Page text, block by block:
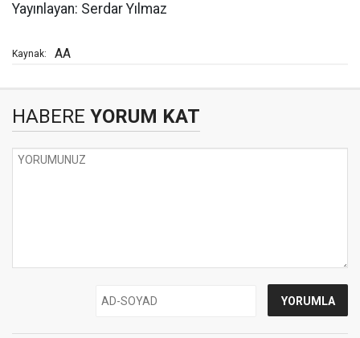
Yayınlayan: Serdar Yılmaz
Kaynak: AA
HABERE YORUM KAT